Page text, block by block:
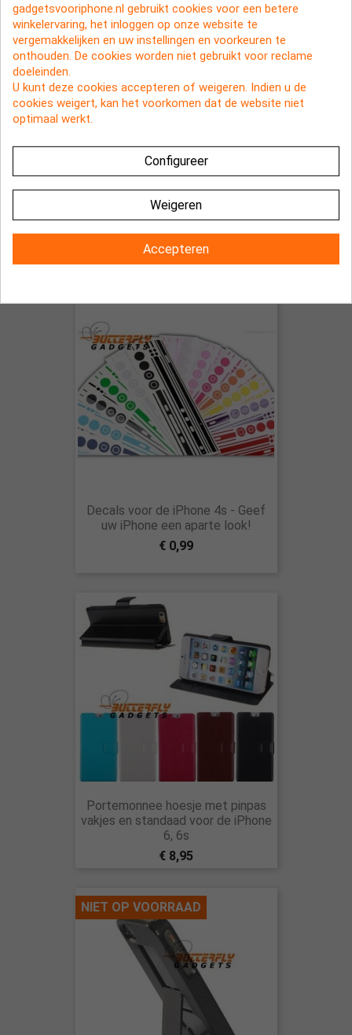
Aluminium hoesje voor de iPhone 5,
iPhone 5s en iPhone SE
€ 5,95
Decals voor de iPhone 4s - Geef
uw iPhone een aparte look!
€ 0,99
Portemonnee hoesje met pinpas
vakjes en standaad voor de iPhone
6, 6s
€ 8,95
NIET OP VOORRAAD
gadgetsvooriphone.nl gebruikt cookies voor een betere
winkelervaring, het inloggen op onze website te
vergemakkelijken en uw instellingen en voorkeuren te
onthouden. De cookies worden niet gebruikt voor reclame
doeleinden.
U kunt deze cookies accepteren of weigeren. Indien u de
cookies weigert, kan het voorkomen dat de website niet
optimaal werkt.
Configureer
Weigeren
Accepteren